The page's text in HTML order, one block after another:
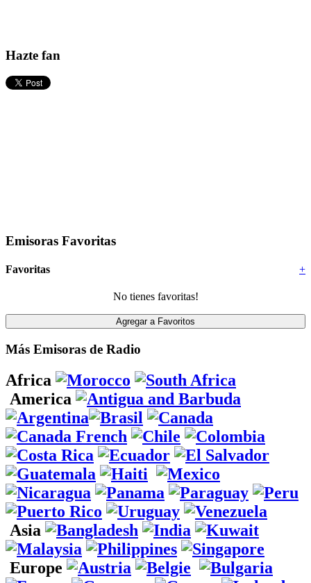
Hazte fan
Emisoras Favoritas
+
Favoritas
No tienes favoritas!
Más Emisoras de Radio
Africa
America
Asia
Europe